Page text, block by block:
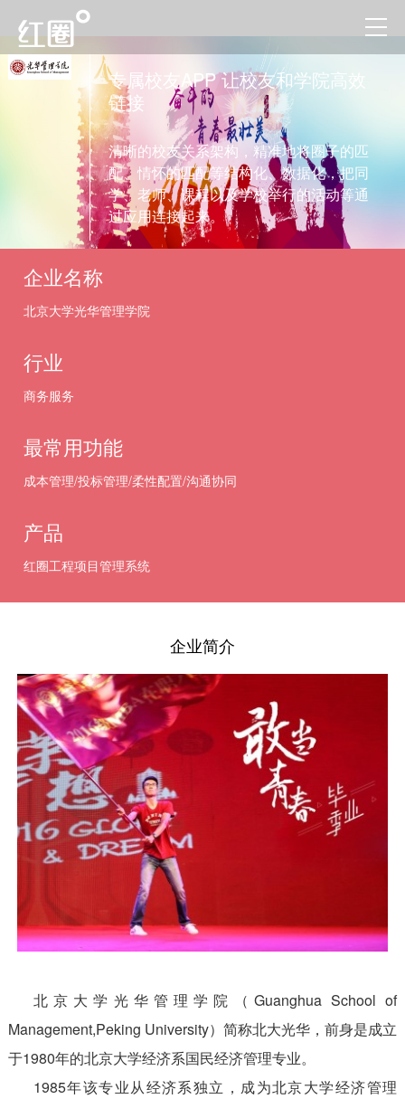
专属校友APP 让校友和学院高效
链接
清晰的校友关系架构，精准地将圈子的匹
配、情怀的匹配等结构化、数据化，把同
学、老师、课程以及学校举行的活动等通
过应用连接起来。
企业名称
北京大学光华管理学院
行业
商务服务
最常用功能
成本管理/投标管理/柔性配置/沟通协同
产品
红圈工程项目管理系统
企业简介
北京大学光华管理学院（Guanghua School of
Management,Peking University）简称北大光华，前身是成立
于1980年的北京大学经济系国民经济管理专业。
1985年该专业从经济系独立，成为北京大学经济管理